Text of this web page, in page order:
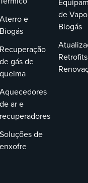
Aterro e
Biogás
Recuperação
de gás de
queima
Aquecedores
de ar e
recuperadores
Soluções de
enxofre
de
Biogás